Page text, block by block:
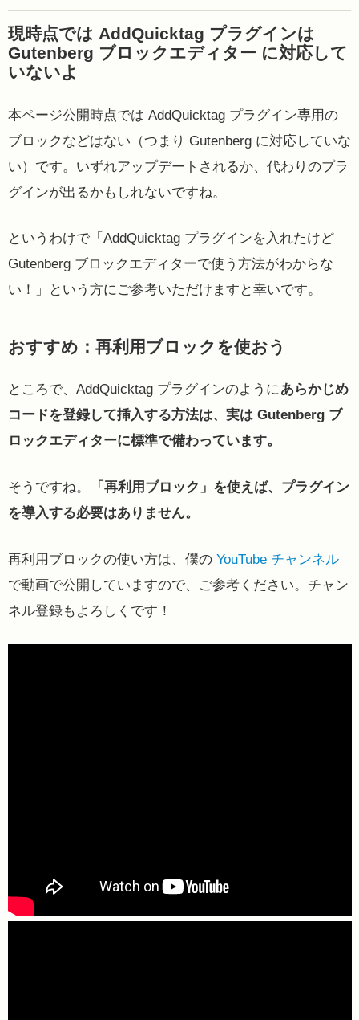
現時点では AddQuicktag プラグインは
Gutenberg ブロックエディター に対応して
いないよ
本ページ公開時点では AddQuicktag プラグイン専用の
ブロックなどはない（つまり Gutenberg に対応していな
い）です。いずれアップデートされるか、代わりのプラ
グインが出るかもしれないですね。
というわけで「AddQuicktag プラグインを入れたけど
Gutenberg ブロックエディターで使う方法がわからな
い！」という方にご参考いただけますと幸いです。
おすすめ：再利用ブロックを使おう
ところで、AddQuicktag プラグインのようにあらかじめ
コードを登録して挿入する方法は、実は Gutenberg ブ
ロックエディターに標準で備わっています。
そうですね。
「再利用ブロック」を使えば、プラグイン
を導入する必要はありません。
再利用ブロックの使い方は、僕の YouTube チャンネル
で動画で公開していますので、ご参考ください。チャン
ネル登録もよろしくです！